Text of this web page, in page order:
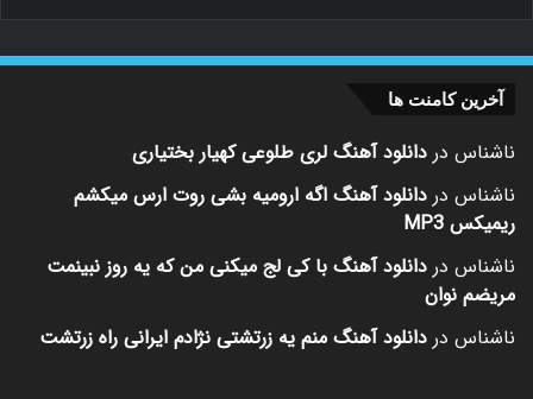
آخرین کامنت ها
ناشناس در دانلود آهنگ لری طلوعی کهیار بختیاری
ناشناس در دانلود آهنگ اگه ارومیه بشی روت ارس میکشم
ریمیکس MP3
ناشناس در دانلود آهنگ با کی لج میکنی من که یه روز نبینمت
مریضم نوان
ناشناس در دانلود آهنگ منم یه زرتشتی نژادم ایرانی راه زرتشت